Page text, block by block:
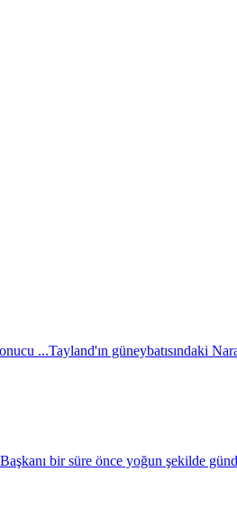
...Tayland'ın güneybatısındaki
bir süre önce yoğun şekilde